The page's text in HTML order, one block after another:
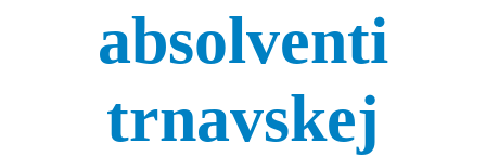
absolventi
trnavskej